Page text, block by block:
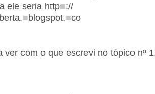
ele seria http■://
■blogspot.■co
ver com o que escrevi no tópico nº